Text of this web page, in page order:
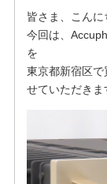
皆さま、こんに
今回は、
を
東京都新宿区で
せていただきま